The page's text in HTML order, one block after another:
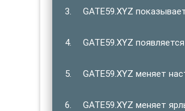
GATE59.XYZ
GATE59.XYZ
GATE59.XYZ меняет
GATE59.XYZ меняет